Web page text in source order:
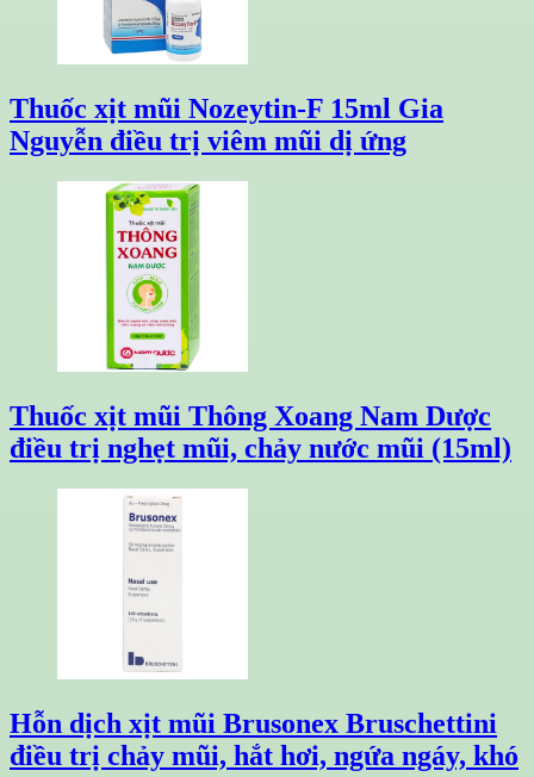
Thuốc xịt mũi Nozeytin-F 15ml Gia
Nguyễn điều trị viêm mũi dị ứng
Thuốc xịt mũi Thông Xoang Nam Dược
điều trị nghẹt mũi, chảy nước mũi (15ml)
Hỗn dịch xịt mũi Brusonex Bruschettini
điều trị chảy mũi, hắt hơi, ngứa ngáy, khó